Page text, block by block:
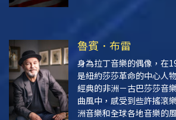
魯賓．布雷
身為拉丁音樂的偶像，在
是紐約莎莎革命的中心人
經典的非洲－古巴莎莎音
曲風中，感受到些許搖滾
洲音樂和全球各地音樂的